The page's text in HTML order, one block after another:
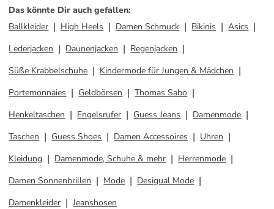
Das könnte Dir auch gefallen:
Ballkleider
High Heels Damen Schmuck Bikinis
Asics
Lederjacken
Daunenjacken
Regenjacken
Süße Krabbelschuhe
Kindermode für Jungen & Mädchen
Portemonnaies
Geldbörsen
Thomas Sabo
Henkeltaschen
Engelsrufer Guess Jeans
Damenmode
Taschen
Guess Shoes Damen Accessoires
Uhren
Kleidung
Damenmode, Schuhe & mehr
Herrenmode
Damen Sonnenbrillen
Mode
Desigual Mode
Damenkleider
Jeanshosen